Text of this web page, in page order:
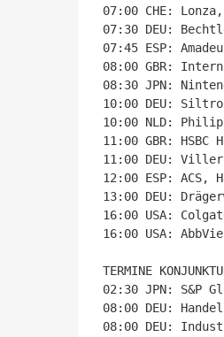
07:00 CHE:
07:30 DEU:
07:45 ESP:
08:00 GBR:
08:30 JPN:
10:00 DEU:
10:00 NLD:
11:00 GBR: HSBC
11:00 DEU:
12:00 ESP: ACS,
13:00 DEU:
16:00 USA:
16:00 USA:
TERMINE
02:30 JPN: S&P
08:00 DEU:
08:00 DEU: